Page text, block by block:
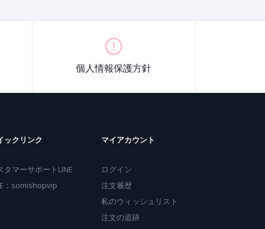
個人情報保護方針
ックリンク
タマーサポートLINE
：somishopvip
マイアカウント
ログイン
注文履歴
私のウィッシュリスト
注文の追跡